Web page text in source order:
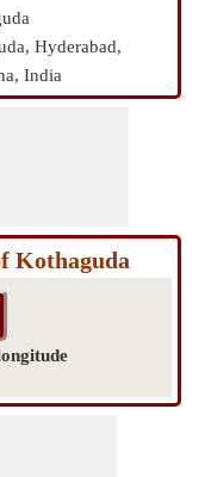
Hyderabad,
India
Kothaguda